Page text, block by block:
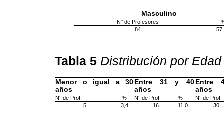
Masculino
N° de Profesores
84
Tabla 5 Distribución por Edad
Menor o igual a 30
años
Entre 31 y 40
años
Entre
años
N° de Prof. % N° de Prof. %
N° de Prof.
5
3,4 16 11,0 30